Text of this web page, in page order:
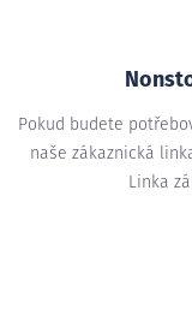
Pokud budete
naše zákaznická
Linka